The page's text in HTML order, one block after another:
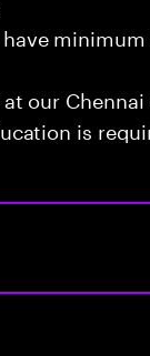
our Chennai
is